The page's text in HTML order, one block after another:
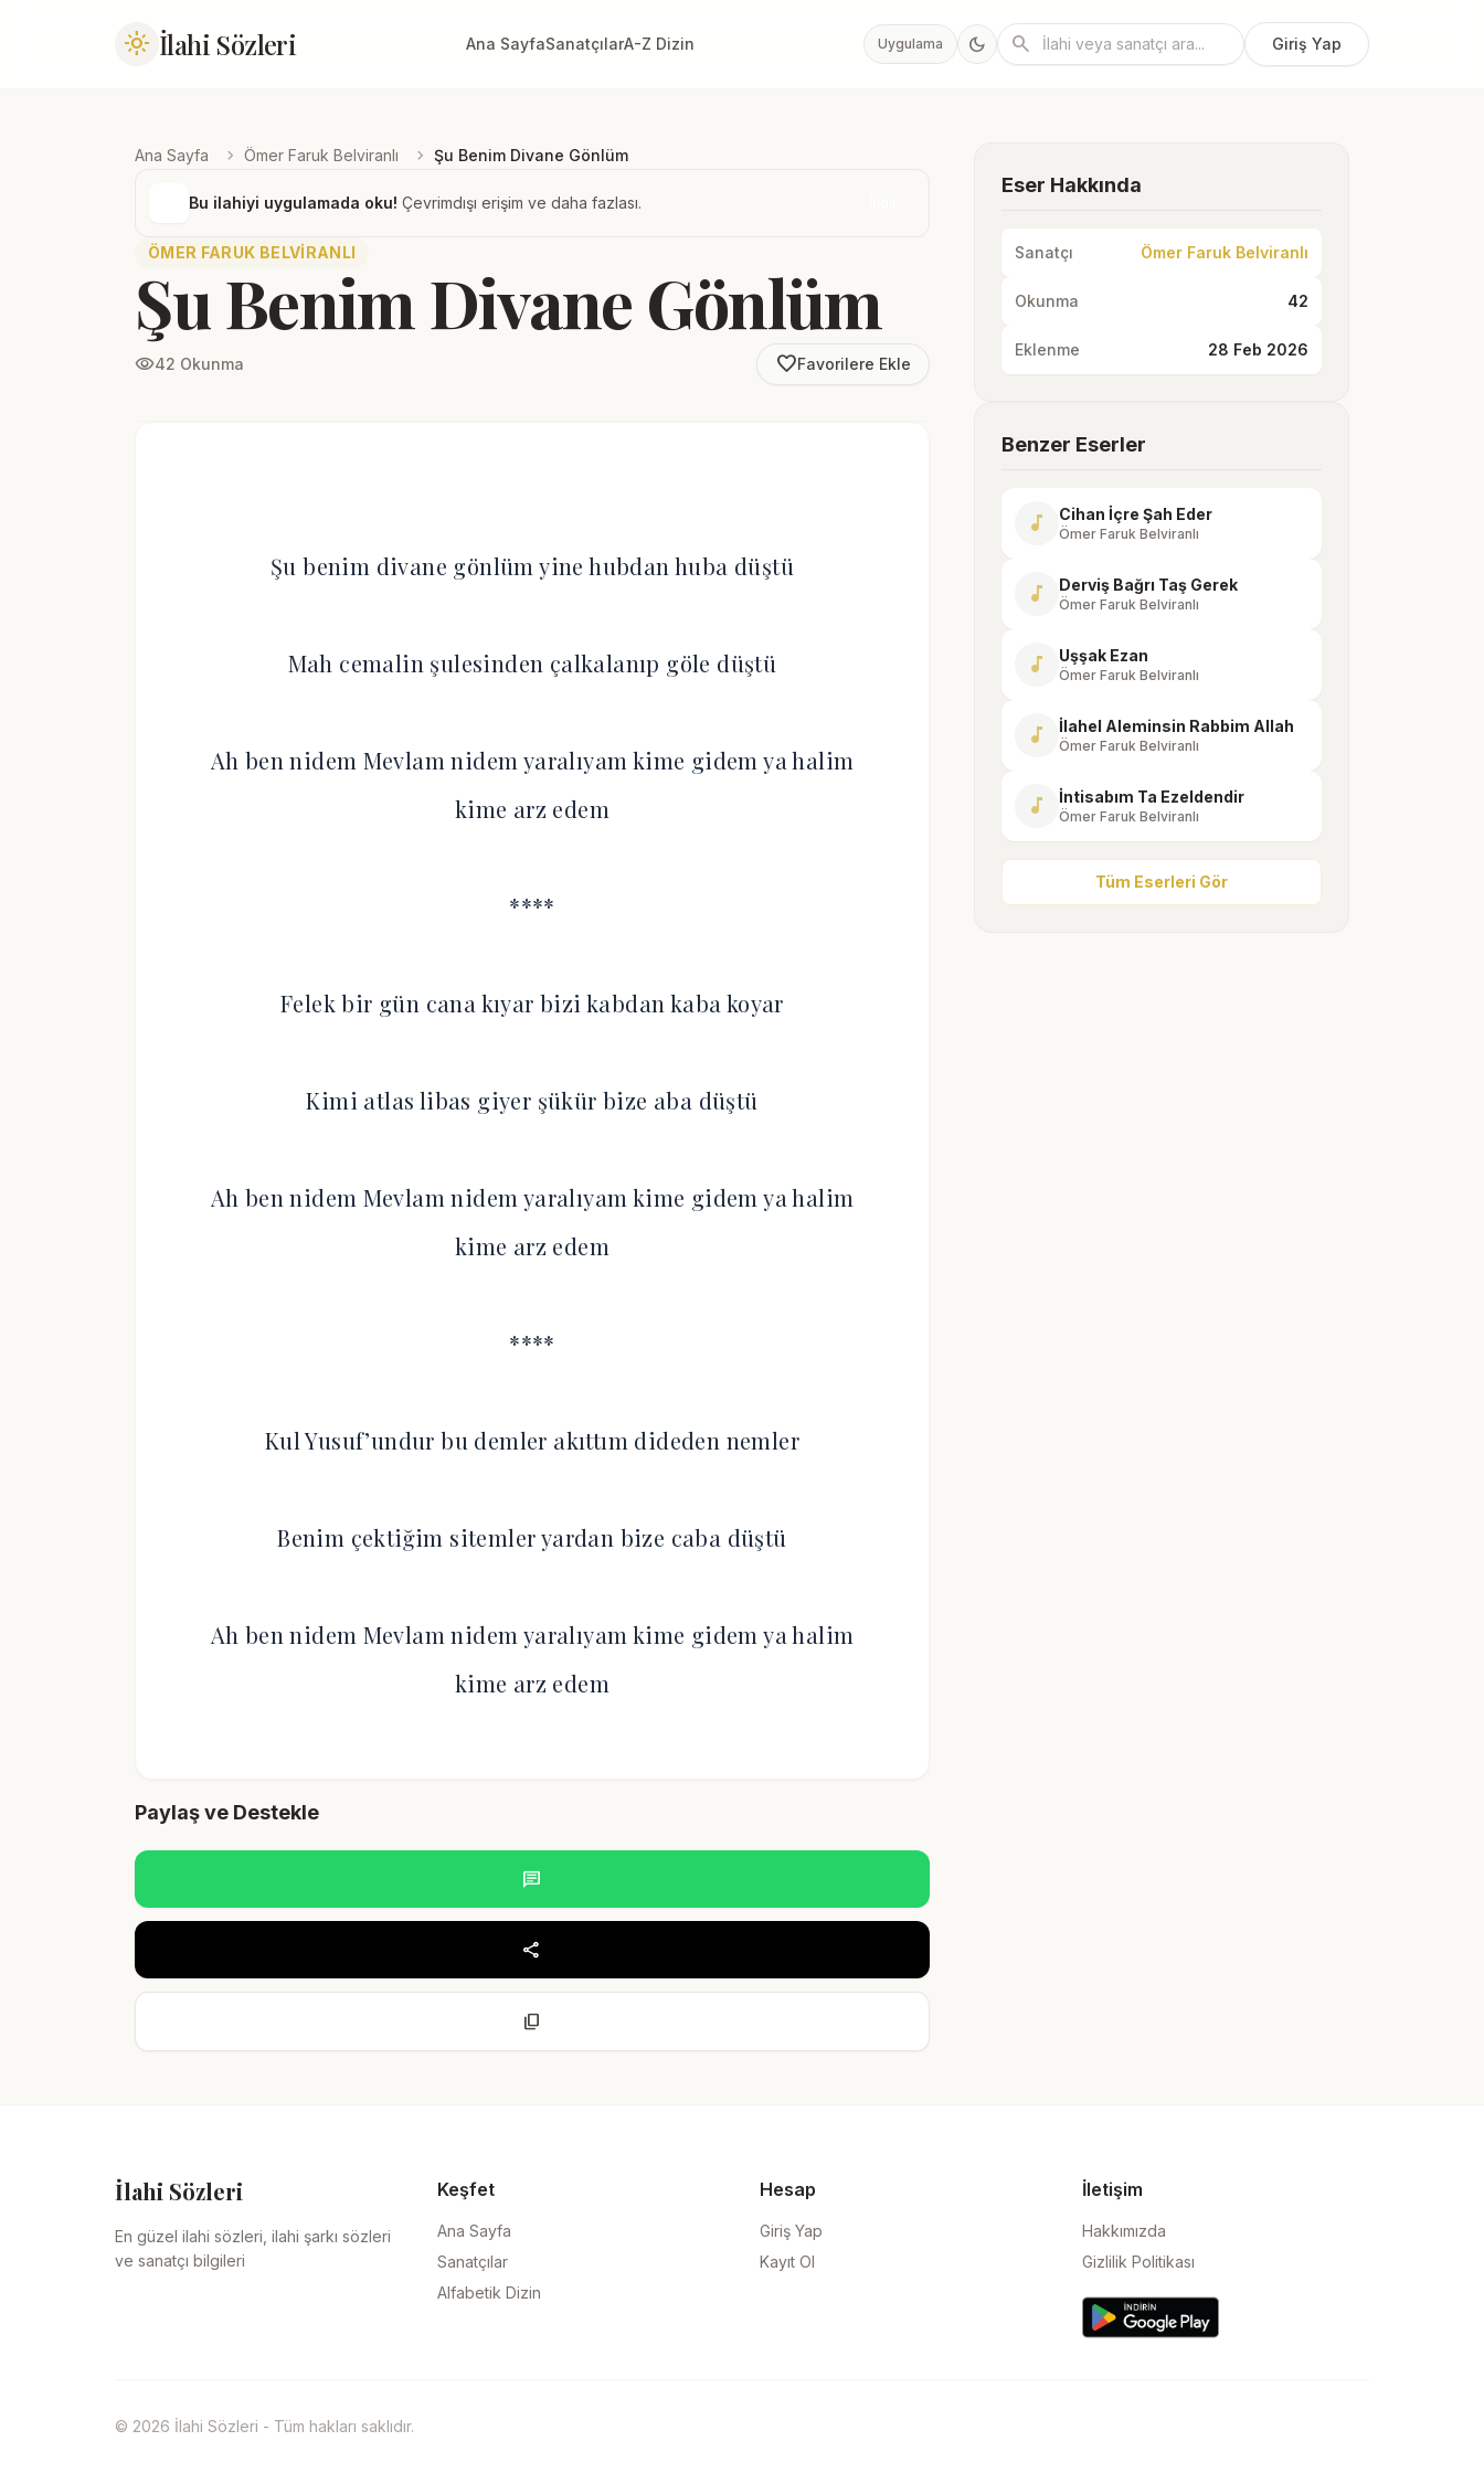
light_mode İlahi Sözleri Ana SayfaSanatçılarA-Z Dizin Uygulama dark_mode search Giriş Yap
Ana Sayfa chevron_right Ömer Faruk Belviranlı chevron_right Şu Benim Divane Gönlüm
Bu ilahiyi uygulamada oku! Çevrimdışı erişim ve daha fazlası.
ÖMER FARUK BELVIRANLI
Şu Benim Divane Gönlüm
visibility42 Okunma favorite_borderFavorilere Ekle
Şu benim divane gönlüm yine hubdan huba düştü
Mah cemalin şulesinden çalkalanıp göle düştü
Ah ben nidem Mevlam nidem yaralıyam kime gidem ya halim
kime arz edem
****
Felek bir gün cana kıyar bizi kabdan kaba koyar
Kimi atlas libas giyer şükür bize aba düştü
Ah ben nidem Mevlam nidem yaralıyam kime gidem ya halim
kime arz edem
****
Kul Yusuf’undur bu demler akıttım dideden nemler
Benim çektiğim sitemler yardan bize caba düştü
Ah ben nidem Mevlam nidem yaralıyam kime gidem ya halim
kime arz edem
Paylaş ve Destekle
chat
share
content_copy
Eser Hakkında
Sanatçı Ömer Faruk Belviranlı
Okunma 42
Eklenme 28 Feb 2026
Benzer Eserler
music_note Cihan İçre Şah Eder
Ömer Faruk Belviranlı
music_note Derviş Bağrı Taş Gerek
Ömer Faruk Belviranlı
music_note Uşşak Ezan
Ömer Faruk Belviranlı
music_note İlahel Aleminsin Rabbim Allah
Ömer Faruk Belviranlı
music_note İntisabım Ta Ezeldendir
Ömer Faruk Belviranlı
Tüm Eserleri Gör
İlahi Sözleri
En güzel ilahi sözleri, ilahi şarkı sözleri
ve sanatçı bilgileri
Keşfet
Ana Sayfa
Sanatçılar
Alfabetik Dizin
Hesap
Giriş Yap
Kayıt Ol
İletişim
Hakkımızda
Gizlilik Politikası
© 2026 İlahi Sözleri - Tüm hakları saklıdır.